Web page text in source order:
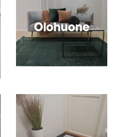
Olohuone